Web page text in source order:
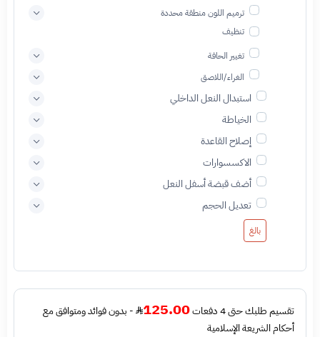
ترميم اللون منطقة محددة
تنظيف
تغيير الحافة
الغراء/اللاصق
استبدال النعل الداخلي
الخياطة
إصلاح القاعدة
الاكسسوارات
أضف قبضة أسفل النعل
تعديل الحجم
بالغ
تقسيم طلبك حتى 4 دفعات 125.00
- بدون فوائد ومتوافق مع
أحكام الشريعة الإسلامية